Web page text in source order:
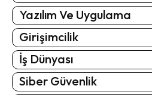
Yazılım Ve Uygulama
Girişimcilik
İş Dünyası
Siber Güvenlik